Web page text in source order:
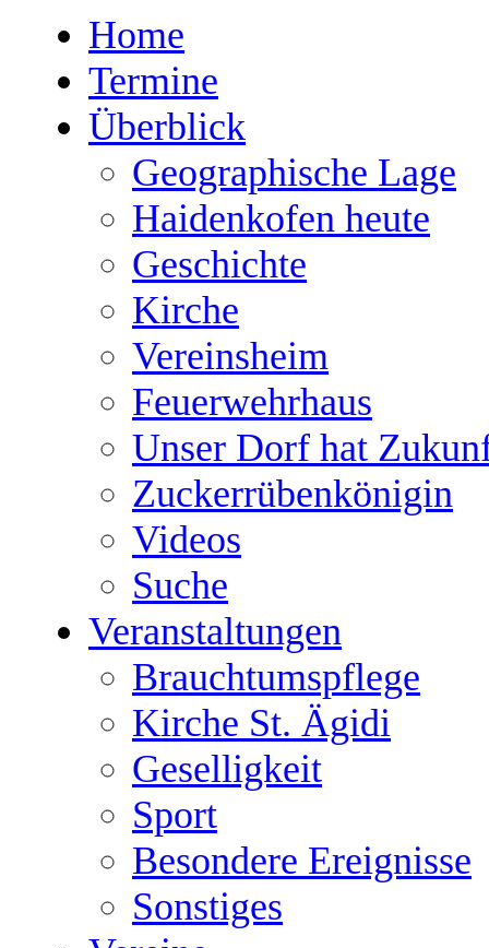
Home
Termine
Überblick
Geographische Lage
Haidenkofen heute
Geschichte
Kirche
Vereinsheim
Feuerwehrhaus
Unser Dorf hat
Zuckerrübenkönigin
Videos
Suche
Veranstaltungen
Brauchtumspflege
Kirche St. Ägidi
Geselligkeit
Sport
Besondere Ereignisse
Sonstiges